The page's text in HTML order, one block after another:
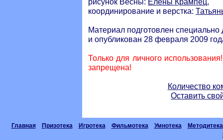
координирование и верстка:
Материал подготовлен специально
и опубликован 28 февраля 2009
Только для личного
запрещена!
Количество
Оставить
Главная Призотека Игротека Фильмотека Умнотека
Методитека